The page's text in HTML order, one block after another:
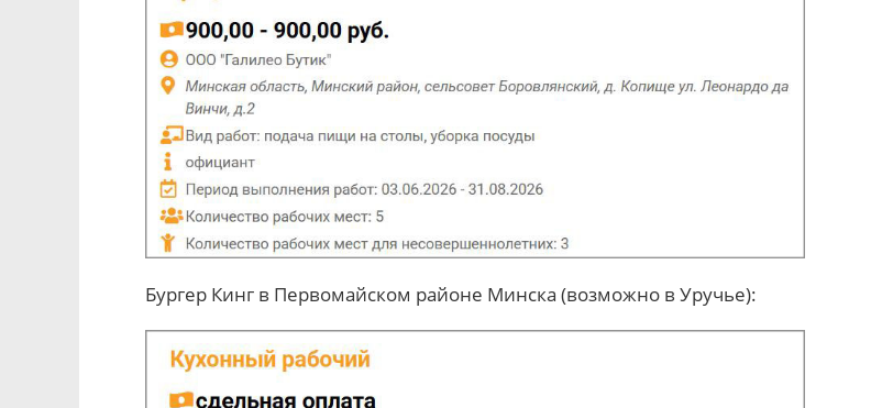
Бургер Кинг в Первомайском районе Минска (возможно в Уручье):